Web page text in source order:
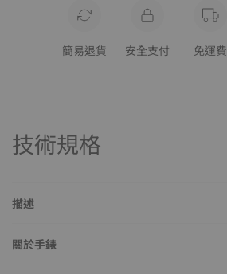
簡易退貨 安全支付 免運費
技術規格
描述
關於手錶